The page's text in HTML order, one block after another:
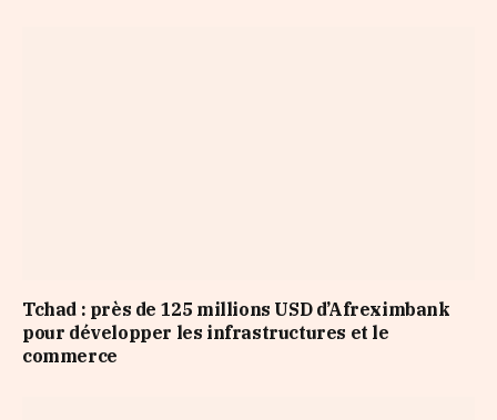
Tchad : près de 125 millions USD d’Afreximbank
pour développer les infrastructures et le
commerce